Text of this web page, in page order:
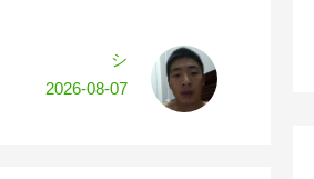
シ
2026-08-07